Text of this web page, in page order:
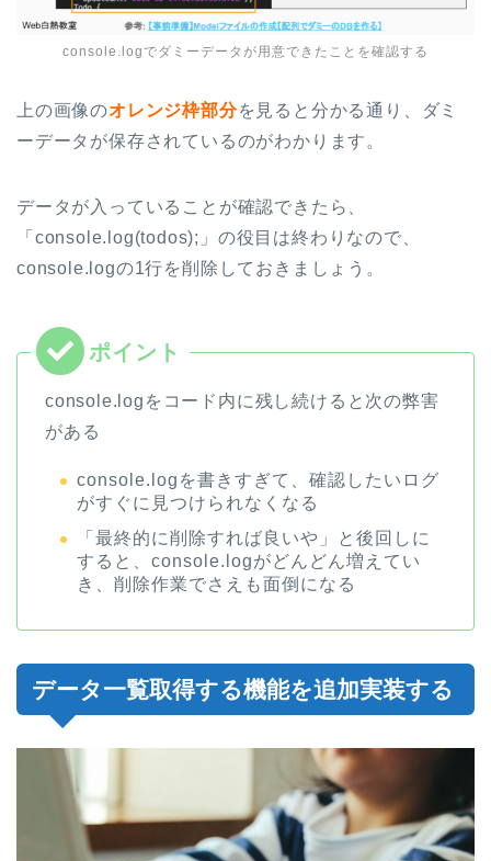
console.logでダミーデータが用意できたことを確認する
上の画像のオレンジ枠部分を見ると分かる通り、ダミ
ーデータが保存されているのがわかります。
データが入っていることが確認できたら、
「console.log(todos);」の役目は終わりなので、
console.logの1行を削除しておきましょう。
console.logをコード内に残し続けると次の弊害
がある
console.logを書きすぎて、確認したいログ
がすぐに見つけられなくなる
「最終的に削除すれば良いや」と後回しに
すると、console.logがどんどん増えてい
き、削除作業でさえも面倒になる
データ一覧取得する機能を追加実装する